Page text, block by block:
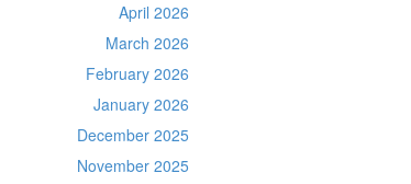
April 2026
March 2026
February 2026
January 2026
December 2025
November 2025